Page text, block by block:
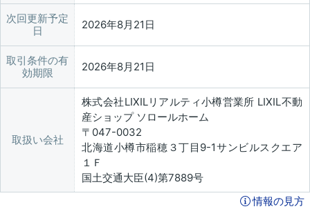
次回更新予定
日
2026年8月21日
取引条件の有
効期限
2026年8月21日
取扱い会社
株式会社LIXILリアルティ小樽営業所 LIXIL不動
産ショップ ソロールホーム
〒047-0032
北海道小樽市稲穂３丁目9-1サンビルスクエア
１Ｆ
国土交通大臣(4)第7889号
情報の見方